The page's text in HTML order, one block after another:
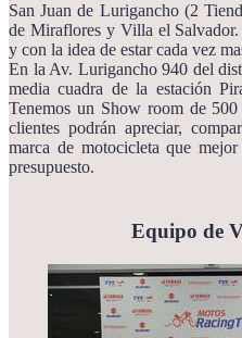
San Juan de Lurigancho (2
de Miraflores y Villa el Salvador.
y con la idea de estar cada vez
En la Av. Lurigancho 940 del
media cuadra de la estación
Tenemos un Show room de 500
clientes podrán apreciar,
marca de motocicleta que
presupuesto.
Equipo de